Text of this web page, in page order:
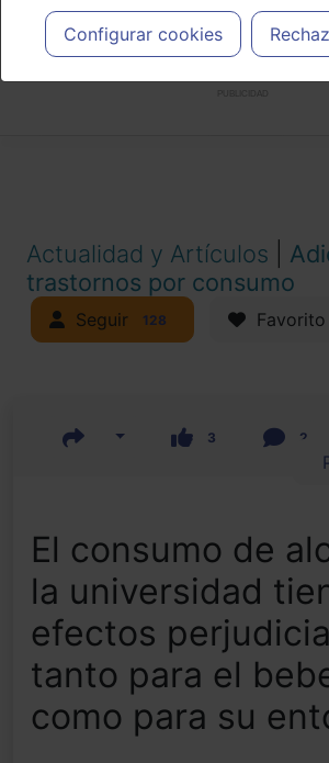
profesionales facultados prescribir
cada caso concreto, el tratamiento más
necesidades del paciente.
Configurar cookies
Actualidad y Artículos
trastornos por consumo
Seguir 128 Favorito
3 2
El consumo de
la universidad
efectos
tanto para el
como para su